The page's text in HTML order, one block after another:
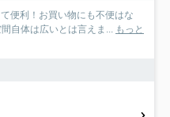
便利！お買い物にも不便はな
自体は広いとは言えま... もっと